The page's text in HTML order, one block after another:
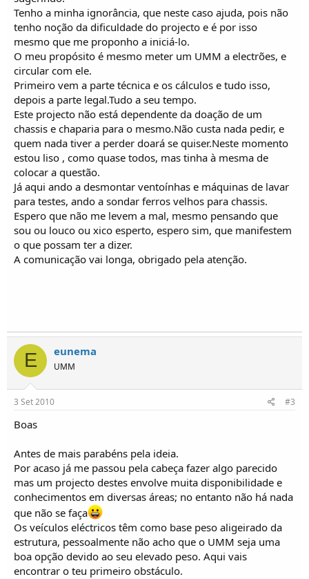
Tenho a minha ignorância, que neste caso ajuda, pois não
tenho noção da dificuldade do projecto e é por isso
mesmo que me proponho a iniciá-lo.
O meu propósito é mesmo meter um UMM a electrões, e
circular com ele.
Primeiro vem a parte técnica e os cálculos e tudo isso,
depois a parte legal.Tudo a seu tempo.
Este projecto não está dependente da doação de um
chassis e chaparia para o mesmo.Não custa nada pedir, e
quem nada tiver a perder doará se quiser.Neste momento
estou liso , como quase todos, mas tinha à mesma de
colocar a questão.
Já aqui ando a desmontar ventoínhas e máquinas de lavar
para testes, ando a sondar ferros velhos para chassis.
Espero que não me levem a mal, mesmo pensando que
sou ou louco ou xico esperto, espero sim, que manifestem
o que possam ter a dizer.
A comunicação vai longa, obrigado pela atenção.
E eunema
UMM
3 Set 2010 #3
Boas
Antes de mais parabéns pela ideia.
Por acaso já me passou pela cabeça fazer algo parecido
mas um projecto destes envolve muita disponibilidade e
conhecimentos em diversas áreas; no entanto não há nada
que não se faça
Os veículos eléctricos têm como base peso aligeirado da
estrutura, pessoalmente não acho que o UMM seja uma
boa opção devido ao seu elevado peso. Aqui vais
encontrar o teu primeiro obstáculo.